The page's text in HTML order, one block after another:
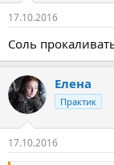
17.10.2016
Соль
Елена
Практик
17.10.2016